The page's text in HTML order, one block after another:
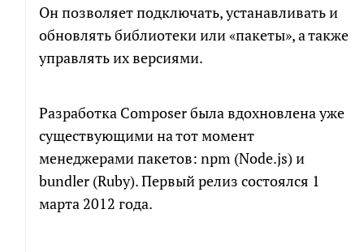
Он позволяет подключать, устанавливать и
обновлять библиотеки или «пакеты», а также
управлять их версиями.
Разработка Composer была вдохновлена уже
существующими на тот момент
менеджерами пакетов: npm (Node.js) и
bundler (Ruby). Первый релиз состоялся 1
марта 2012 года.